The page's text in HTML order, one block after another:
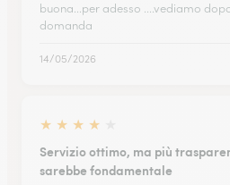
buona...per adesso ....vediamo
domanda
14/05/2026
★ ★ ★ ★
Servizio ottimo, ma più
sarebbe fondamentale